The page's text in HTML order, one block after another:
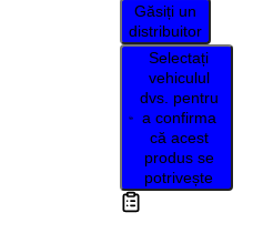
Găsiți un
distribuitor
Selectați
vehiculul
dvs. pentru
a confirma
că acest
produs se
potrivește